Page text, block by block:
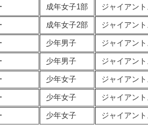
成年女子1部 ジャイアン
成年女子2部 ジャイアン
少年男子 ジャイアン
少年男子 ジャイアン
少年女子 ジャイアン
少年女子 ジャイアン
少年女子 ジャイアン